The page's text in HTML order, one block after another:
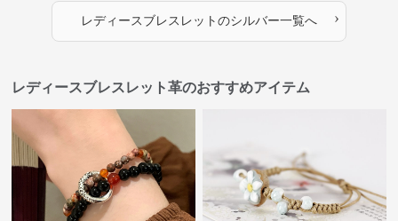
レディースブレスレット のシルバー一覧へ ›
レディースブレスレット革のおすすめアイテム